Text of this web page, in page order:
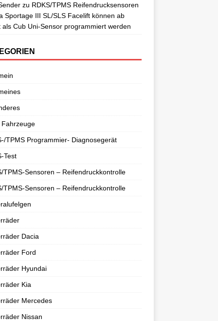
zu RDKS/TPMS Reifendrucksensoren
Sportage III SL/SLS Facelift können ab
als Cub Uni-Sensor programmiert werden
Fahrzeuge
TPMS Programmier- Diagnosegerät
Test
TPMS-Sensoren – Reifendruckkontrolle
TPMS-Sensoren – Reifendruckkontrolle
Dacia
Ford
Hyundai
Kia
Mercedes
Nissan